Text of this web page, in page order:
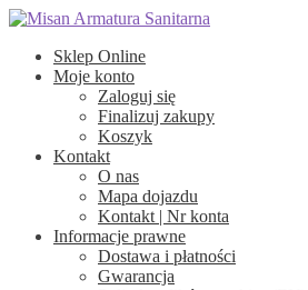
Przejdź
nawigacji
Przejdź
treści
Sklep Online
Moje konto
Zaloguj się
Finalizuj zakupy
Koszyk
Kontakt
O nas
Mapa dojazdu
Kontakt | Nr konta
Informacje prawne
Dostawa i płatności
Gwarancja